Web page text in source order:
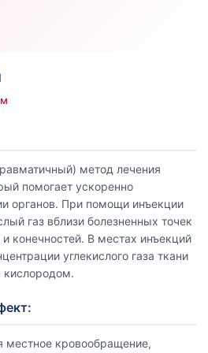
метод лечения
помогает ускоренно
органов. При помощи инъекции
газ вблизи болезненных точек
конечностей. В местах инъекций
углекислого газа ткани
кислородом.
местное кровообращение,